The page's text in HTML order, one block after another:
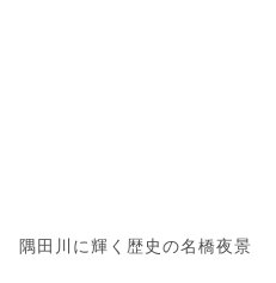
隅田川に輝く歴史の名橋夜景